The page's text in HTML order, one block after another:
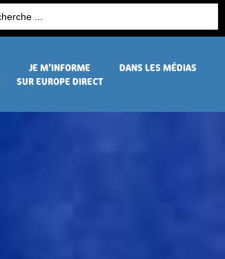
JE M’INFORME
SUR EUROPE DIRECT
DANS LES MÉDIAS